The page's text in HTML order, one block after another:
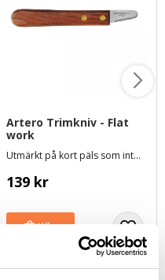
Artero Trimkniv - Flat
work
Utmärkt på kort päls som inte är så tät
139 kr